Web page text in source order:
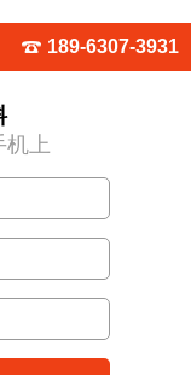
189-6307-3931
机上